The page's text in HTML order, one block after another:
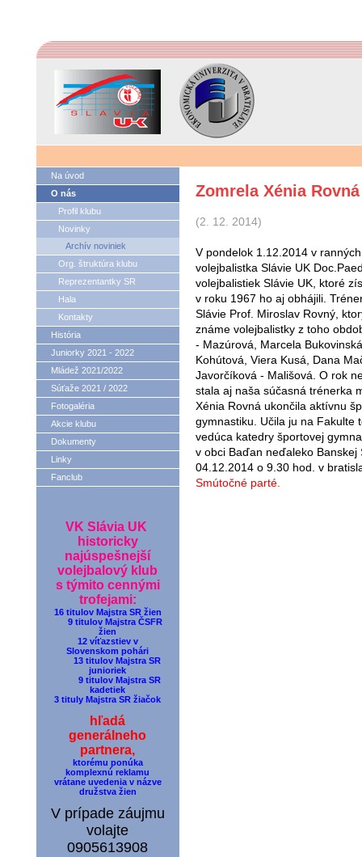
Na úvod
O nás
Profil klubu
Novinky
Archív noviniek
Org. štruktúra klubu
Reprezentantky SR
Hala
Kontakty
História
Juniorky 2021 - 2022
Mládež 2021/2022
Súťaže 2021 / 2022
Fotogaléria
Akcie klubu
Dokumenty
Linky
Fanclub
VK Slávia UK
historicky
najúspešnejší
volejbalový klub
s týmito cennými
trofejami:
16 titulov Majstra SR žien
9 titulov Majstra ČSFR
žien
12 víťazstiev v
Slovenskom pohári
13 titulov Majstra SR
junioriek
9 titulov Majstra SR
kadetiek
3 tituly Majstra SR žiačok
hľadá
generálneho
partnera,
ktorému ponúka
komplexnú reklamu
vrátane uvedenia v názve
družstva žien
V prípade záujmu
volajte
0905613908
Zomrela Xénia Rovná
(2. 12. 2014)
V pondelok 1.12.2014 v
volejbalistka Slávie UK
volejbalistiek Slávie UK, ktoré
v roku 1967 ho aj obhájili.
Slávie Prof. Miroslav Rovný,
známe volejbalistky z toho
- Mazúrová, Marcela
Kohútová, Viera Kusá, Dana
Javorčíková - Mališová. O rok
stala aj naša súčasná trénerka
Xénia Rovná ukončila aktívnu
gymnastiku. Učila ju na Fakulte
vedúca katedry športovej
v obci Baďan neďaleko Banskej
04.12.2014 o 9.30 hod. v
Smútočné parté.